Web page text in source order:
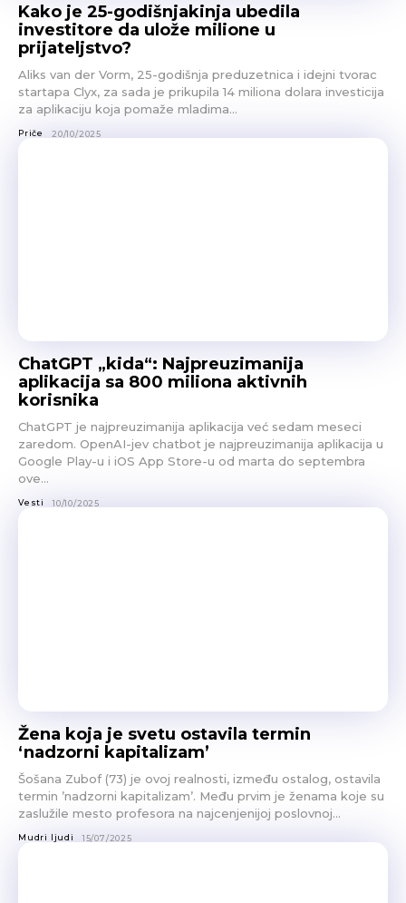
Kako je 25-godišnjakinja ubedila
investitore da ulože milione u
prijateljstvo?
Aliks van der Vorm, 25-godišnja preduzetnica i idejni tvorac
startapa Clyx, za sada je prikupila 14 miliona dolara investicija
za aplikaciju koja pomaže mladima...
Priče 20/10/2025
ChatGPT „kida“: Najpreuzimanija
aplikacija sa 800 miliona aktivnih
korisnika
ChatGPT je najpreuzimanija aplikacija već sedam meseci
zaredom. OpenAI-jev chatbot je najpreuzimanija aplikacija u
Google Play-u i iOS App Store-u od marta do septembra
ove...
Vesti 10/10/2025
Žena koja je svetu ostavila termin
‘nadzorni kapitalizam’
Šošana Zubof (73) je ovoj realnosti, između ostalog, ostavila
termin ’nadzorni kapitalizam’. Među prvim je ženama koje su
zaslužile mesto profesora na najcenjenijoj poslovnoj...
Mudri ljudi 15/07/2025